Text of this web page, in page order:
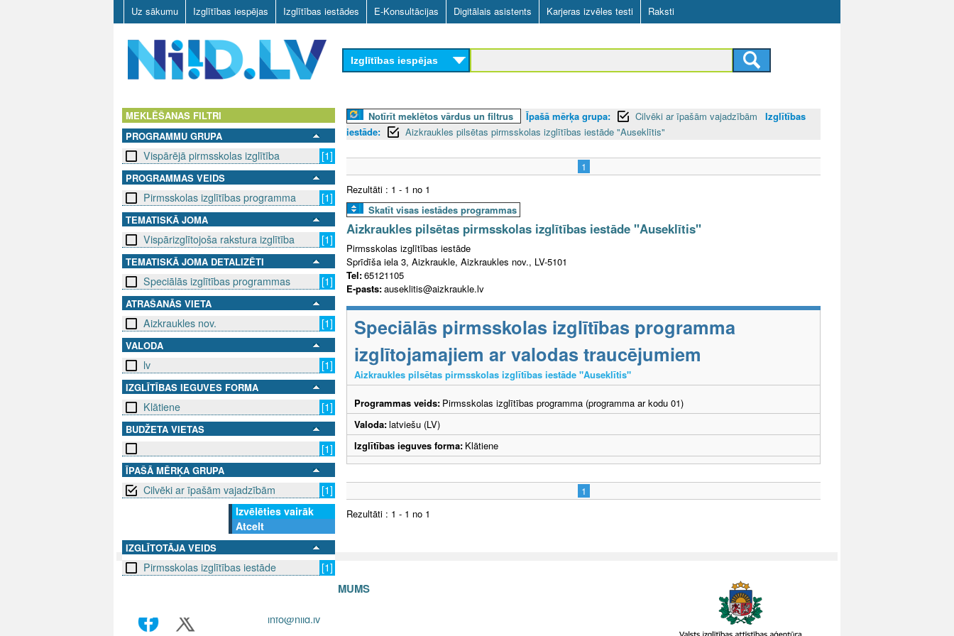
Skip
to
main
content
Uz sākumu Izglītības iespējas Izglītības iestādes E-Konsultācijas Digitālais asistents Karjeras izvēles testi Raksti
D
L
V
Izglītības iespējas
MEKLĒŠANAS FILTRI
PROGRAMMU GRUPA
Vispārējā pirmsskolas izglītība [1]
PROGRAMMAS VEIDS
Pirmsskolas izglītības programma [1]
TEMATISKĀ JOMA
Vispārizglītojoša rakstura izglītība [1]
TEMATISKĀ JOMA DETALIZĒTI
Speciālās izglītības programmas [1]
ATRAŠANĀS VIETA
Aizkraukles nov. [1]
VALODA
lv [1]
IZGLĪTĪBAS IEGUVES FORMA
Klātiene [1]
BUDŽETA VIETAS
[1]
ĪPAŠĀ MĒRĶA GRUPA
Cilvēki ar īpašām vajadzībām
[1]
Izvēlēties vairāk
Atcelt
IZGLĪTOTĀJA VEIDS
Pirmsskolas izglītības iestāde [1]
Notīrīt meklētos vārdus un filtrus Īpašā mērķa grupa: Cilvēki ar īpašām vajadzībām
Izglītības
iestāde:
Aizkraukles pilsētas pirmsskolas izglītības iestāde "Auseklītis"
1
Rezultāti : 1 - 1 no 1
Skatīt visas iestādes programmas
Aizkraukles pilsētas pirmsskolas izglītības iestāde "Auseklītis"
Pirmsskolas izglītības iestāde
Sprīdīša iela 3, Aizkraukle, Aizkraukles nov., LV-5101
Tel:65121105
E-pasts:auseklitis@aizkraukle.lv
Speciālās pirmsskolas izglītības programma
izglītojamajiem ar valodas traucējumiem
Aizkraukles pilsētas pirmsskolas izglītības iestāde "Auseklītis"
Programmas veids: Pirmsskolas izglītības programma (programma ar kodu 01)
Valoda:latviešu (LV)
Izglītības ieguves forma: Klātiene
1
Rezultāti : 1 - 1 no 1
SAZINIES AR MUMS
info@niid.lv